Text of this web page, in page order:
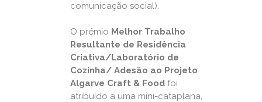
comunicação social).
O prémio Melhor Trabalho
Resultante de Residência
Criativa/Laboratório de
Cozinha/ Adesão ao Projeto
Algarve Craft & Food foi
atribuído a uma mini-cataplana,